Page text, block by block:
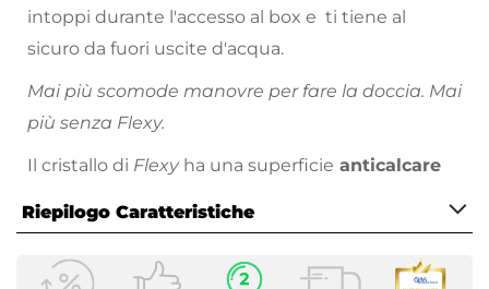
intoppi durante l'accesso al box e ti tiene al
sicuro da fuori uscite d'acqua.
Mai più scomode manovre per fare la doccia. Mai
più senza Flexy.
Il cristallo di Flexy ha una superficie anticalcare
Riepilogo Caratteristiche
Caratteristiche